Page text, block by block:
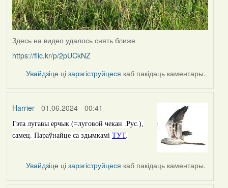
Здесь на видео удалось снять ближе
https://flic.kr/p/2pUCkNZ
Увайдзіце цізарэгіструйцеся каб пакідаць каментары.
Harrier- 01.06.2024 - 00:41
Гэта лугавы ерчык (=луговой чекан .Рус.),
самец. Параўнайце са здымкамі ТУТ.
Увайдзіце цізарэгіструйцеся каб пакідаць каментары.